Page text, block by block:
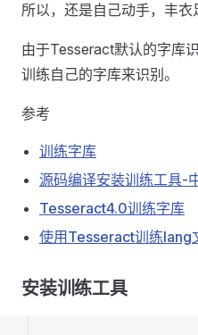
所以，还是自己动手，丰衣
由于Tesseract默认的字库
训练自己的字库来识别。
参考
训练字库
源码编译安装训练工具-
Tesseract4.0训练字库
使用Tesseract训练lang
安装训练工具